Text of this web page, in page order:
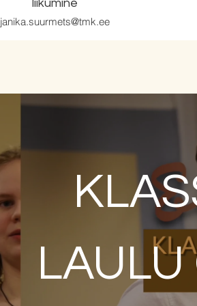
liikumine
janika.suurmets@tmk.ee